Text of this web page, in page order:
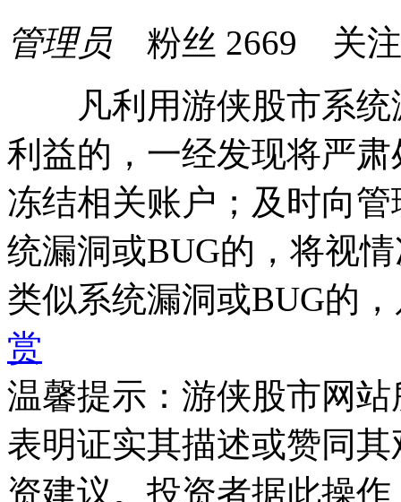
管理员 粉丝 2669 关
凡利用游侠股市系统
利益的，一经发现将严
冻结相关账户；及时向管
统漏洞或BUG的，将视
类似系统漏洞或BUG的
赏
温馨提示：游侠股市网
表明证实其描述或赞同
资建议。投资者据此操